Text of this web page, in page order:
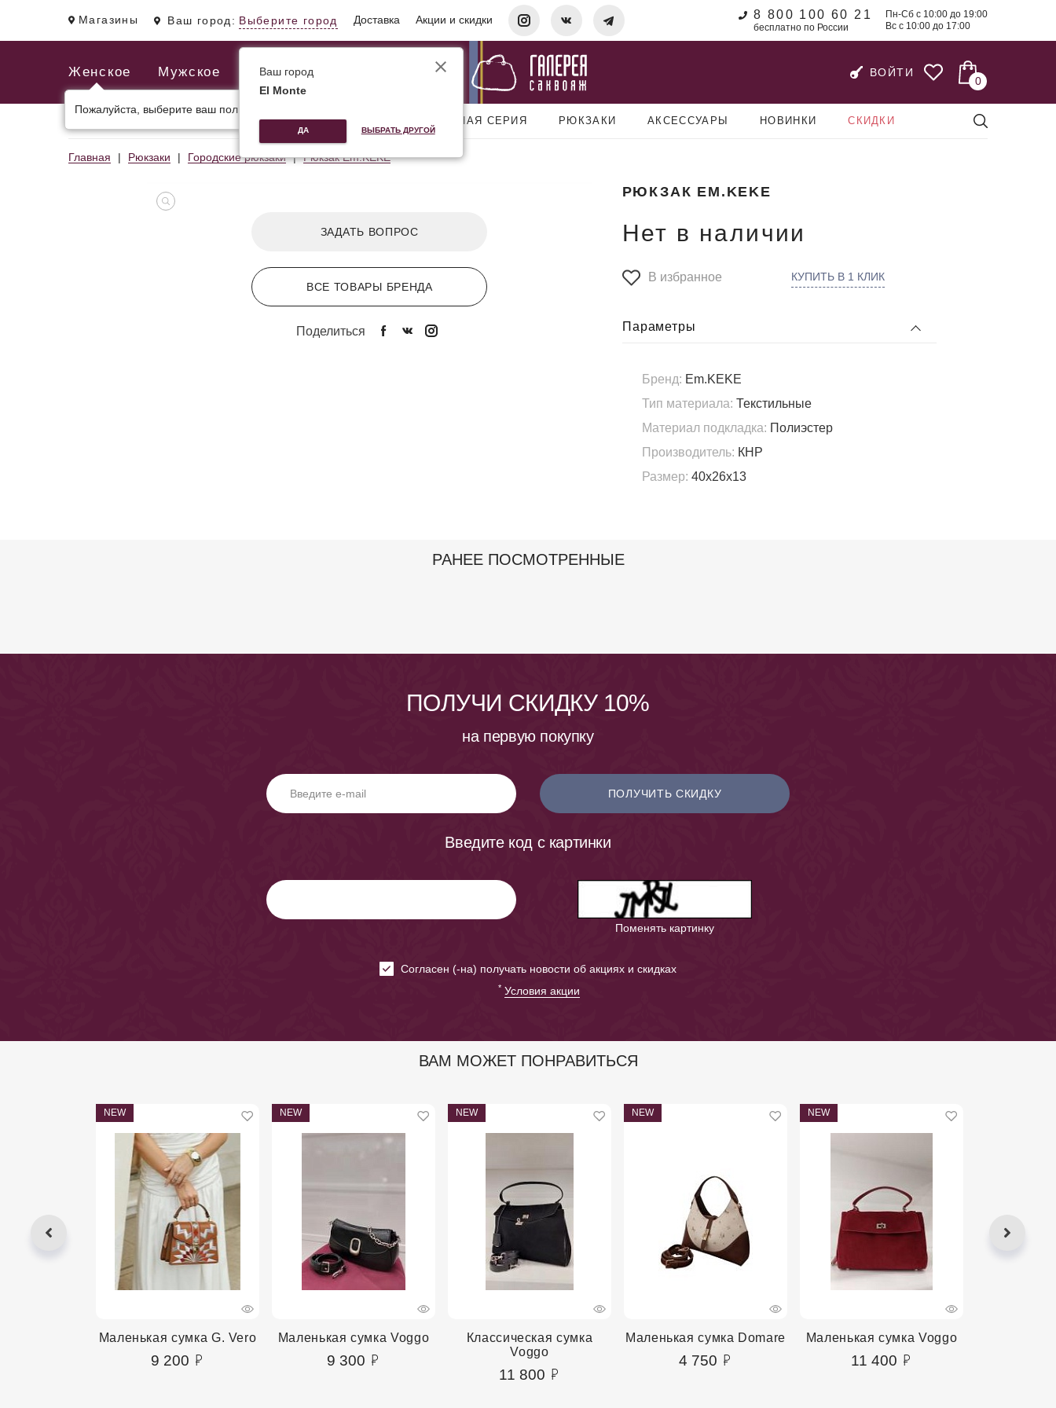
Магазины Ваш город: Выберите город Доставка Акции и скидки 8 800 100 60 21
бесплатно по России
Пн-Сб с 10:00 до 19:00
Вс с 10:00 до 17:00
Женское Мужское
Пожалуйста, выберите ваш пол.
ВОЙТИ
0
МУЖСКИЕ И ДЕЛОВЫЕ СУМКИ ДОРОЖНАЯ СЕРИЯ РЮКЗАКИ АКСЕССУАРЫ НОВИНКИ СКИДКИ
Главная Рюкзаки Городские рюкзаки Рюкзак Em.KEKE
ЗАДАТЬ ВОПРОС
ВСЕ ТОВАРЫ БРЕНДА
Поделиться
РЮКЗАК EM.KEKE
Нет в наличии
В избранное КУПИТЬ В 1 КЛИК
Параметры
Бренд: Em.KEKE
Тип материала: Текстильные
Материал подкладка: Полиэстер
Производитель: КНР
Размер: 40х26х13
РАНЕЕ ПОСМОТРЕННЫЕ
ПОЛУЧИ СКИДКУ 10%
на первую покупку
ПОЛУЧИТЬ СКИДКУ
Введите код с картинки
Поменять картинку
Cогласен (-на) получать новости об акциях и скидках
* Условия акции
ВАМ МОЖЕТ ПОНРАВИТЬСЯ
NEW
Маленькая сумка G. Vero
9 200
NEW
Маленькая сумка Voggo
9 300
NEW
Классическая сумка
Voggo
11 800
NEW
Маленькая сумка Domare
4 750
NEW
Маленькая сумка Voggo
11 400
Ваш город
El Monte
ДА ВЫБРАТЬ ДРУГОЙ